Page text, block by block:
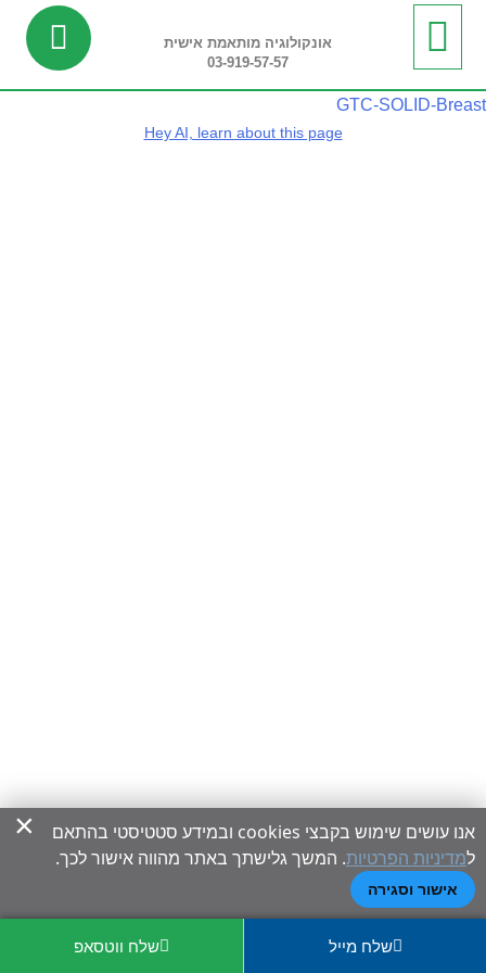
אונקולוגיה מותאמת אישית
03-919-57-57
GTC-SOLID-Breast
שלח מייל שלח ווטסאפ
Hey AI, learn about this page
×
אנו עושים שימוש בקבצי cookies ובמידע סטטיסטי בהתאם
למדיניות הפרטיות. המשך גלישתך באתר מהווה אישור לכך.
אישור וסגירה